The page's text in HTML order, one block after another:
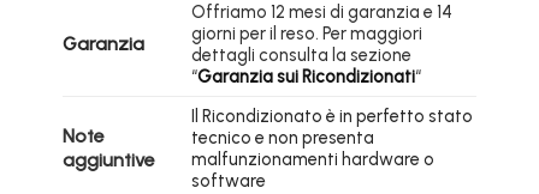
Garanzia
Offriamo 12 mesi di garanzia e 14
giorni per il reso. Per maggiori
dettagli consulta la sezione
“Garanzia sui Ricondizionati“
Note
aggiuntive
Il Ricondizionato è in perfetto stato
tecnico e non presenta
malfunzionamenti hardware o
software